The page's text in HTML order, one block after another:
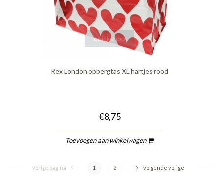
quickshop
Rex London opbergtas XL hartjes rood
€8,75
Toevoegen aan winkelwagen
vorige pagina 1 2 volgende vorige